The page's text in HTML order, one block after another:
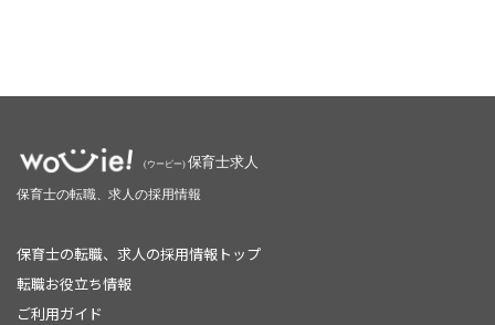
保育士の転職、求人の採用情報トップ
転職お役立ち情報
ご利用ガイド